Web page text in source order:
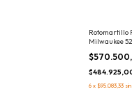
Rotomartillo
Milwaukee
6 x $95.083,33